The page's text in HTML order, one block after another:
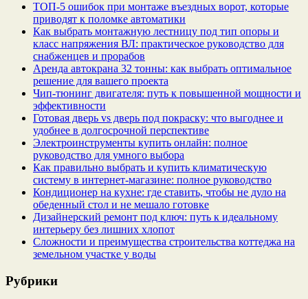
ТОП-5 ошибок при монтаже въездных ворот, которые
приводят к поломке автоматики
Как выбрать монтажную лестницу под тип опоры и
класс напряжения ВЛ: практическое руководство для
снабженцев и прорабов
Аренда автокрана 32 тонны: как выбрать оптимальное
решение для вашего проекта
Чип‑тюнинг двигателя: путь к повышенной мощности и
эффективности
Готовая дверь vs дверь под покраску: что выгоднее и
удобнее в долгосрочной перспективе
Электроинструменты купить онлайн: полное
руководство для умного выбора
Как правильно выбрать и купить климатическую
систему в интернет‑магазине: полное руководство
Кондиционер на кухне: где ставить, чтобы не дуло на
обеденный стол и не мешало готовке
Дизайнерский ремонт под ключ: путь к идеальному
интерьеру без лишних хлопот
Сложности и преимущества строительства коттеджа на
земельном участке у воды
Рубрики